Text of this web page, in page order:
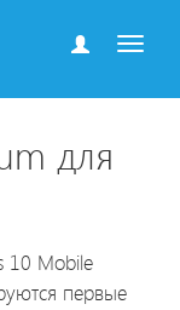
для
10 Mobile
первые